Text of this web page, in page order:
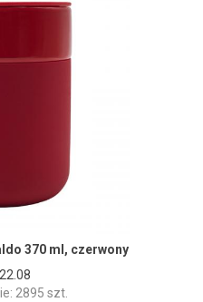
370 ml, czerwony
2895 szt.